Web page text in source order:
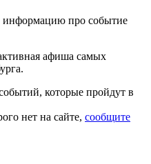
информацию про событие
афиша самых
которые пройдут в
нет на сайте, сообщите